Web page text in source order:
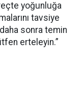
yoğunluğa
tavsiye
sonra temin
erteleyin.”